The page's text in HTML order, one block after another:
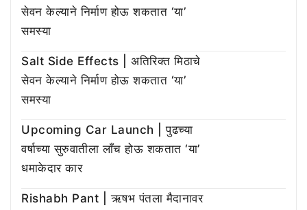
सेवन केल्याने निर्माण होऊ शकतात ‘या’
समस्या
Salt Side Effects | अतिरिक्त मिठाचे
सेवन केल्याने निर्माण होऊ शकतात ‘या’
समस्या
Upcoming Car Launch | पुढच्या
वर्षाच्या सुरुवातीला लाँच होऊ शकतात ‘या’
धमाकेदार कार
Rishabh Pant | ऋषभ पंतला मैदानावर